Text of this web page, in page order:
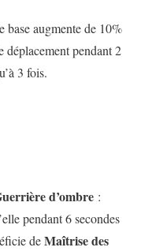
base augmente de 10%
déplacement pendant 2
3 fois.
d’ombre :
pendant 6 secondes
deMaîtrise des